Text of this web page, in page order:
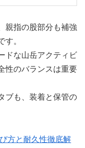
親指の股部分も補強
す。
ドな山岳アクティビ
性のバランスは重要
ブも、装着と保管の
方と耐久性徹底解